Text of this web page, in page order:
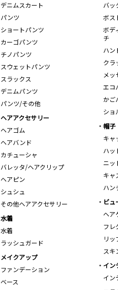
デニムスカート
パンツ
ショートパンツ
カーゴパンツ
チノパンツ
スウェットパンツ
スラックス
デニムパンツ
パンツ/その他
バッ
ボス
ボデ
チ
ハン
クラ
メ
エコ
かご
ショ
ヘアアクセサリー
ヘアゴム
ヘアバンド
カチューシャ
バレッタ/ヘアクリップ
ヘアピン
シュシュ
その他ヘアアクセサリー
帽子
キャ
ハッ
ニッ
キャ
ハン
ビュ
ヘア
フレ
リッ
スキ
水着
水着
ラッシュガード
メイクアップ
ファンデーション
ベース
イン
イン